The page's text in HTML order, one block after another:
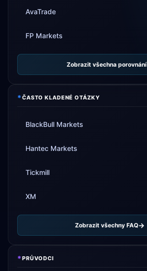
AvaTrade
FP Markets
Zobrazit všechna porovnání
*ČASTO KLADENÉ OTÁZKY
BlackBull Markets
Hantec Markets
Tickmill
XM
Zobrazit všechny FAQ
*PRŮVODCI